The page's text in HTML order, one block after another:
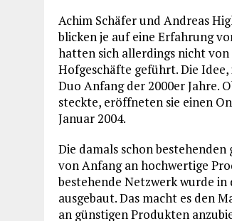
Achim Schäfer und Andreas
blicken je auf eine Erfahrung
hatten sich allerdings nicht
Hofgeschäfte geführt. Die
Duo Anfang der 2000er Jahre.
steckte, eröffneten sie einen
Januar 2004.
Die damals schon
von Anfang an hochwertige
bestehende Netzwerk wurde
ausgebaut. Das macht es den
an günstigen Produkten